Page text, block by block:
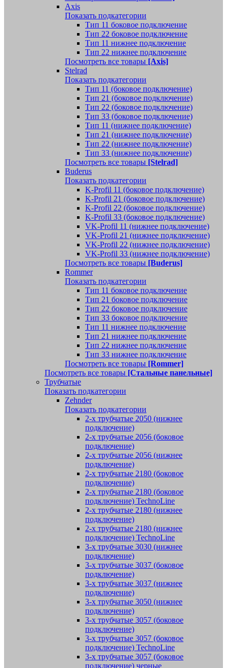
Axis
Показать подкатегории
Тип 11 боковое подключение
Тип 22 боковое подключение
Тип 11 нижнее подключение
Тип 22 нижнее подключение
Посмотреть все товары [Axis]
Stelrad
Показать подкатегории
Tип 11 (боковое подключение)
Тип 21 (боковое подключение)
Тип 22 (боковое подключение)
Тип 33 (боковое подключение)
Тип 11 (нижнее подключение)
Тип 21 (нижнее подключение)
Тип 22 (нижнее подключение)
Тип 33 (нижнее подключение)
Посмотреть все товары [Stelrad]
Buderus
Показать подкатегории
K-Profil 11 (боковое подключение)
K-Profil 21 (боковое подключение)
K-Profil 22 (боковое подключение)
K-Profil 33 (боковое подключение)
VK-Profil 11 (нижнее подключение)
VK-Profil 21 (нижнее подключение)
VK-Profil 22 (нижнее подключение)
VK-Profil 33 (нижнее подключение)
Посмотреть все товары [Buderus]
Rommer
Показать подкатегории
Тип 11 боковое подключение
Тип 21 боковое подключение
Тип 22 боковое подключение
Тип 33 боковое подключение
Тип 11 нижнее подключение
Тип 21 нижнее подключение
Тип 22 нижнее подключение
Тип 33 нижнее подключение
Посмотреть все товары [Rommer]
Посмотреть все товары [Стальные панельные]
Трубчатые
Показать подкатегории
Zehnder
Показать подкатегории
2-х трубчатые 2050 (нижнее
подключение)
2-х трубчатые 2056 (боковое
подключение)
2-х трубчатые 2056 (нижнее
подключение)
2-х трубчатые 2180 (боковое
подключение)
2-х трубчатые 2180 (боковое
подключение) TechnoLine
2-х трубчатые 2180 (нижнее
подключение)
2-х трубчатые 2180 (нижнее
подключение) TechnoLine
3-х трубчатые 3030 (нижнее
подключение)
3-х трубчатые 3037 (боковое
подключение)
3-х трубчатые 3037 (нижнее
подключение)
3-х трубчатые 3050 (нижнее
подключение)
3-х трубчатые 3057 (боковое
подключение)
3-х трубчатые 3057 (боковое
подключение) TechnoLine
3-х трубчатые 3057 (боковое
подключение) черные